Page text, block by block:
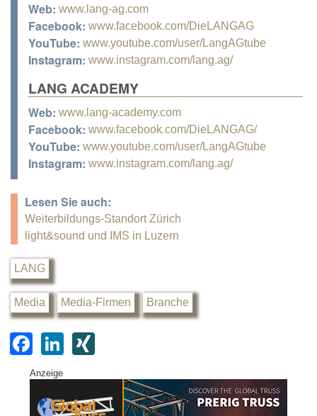
Web: www.lang-ag.com
Facebook: www.facebook.com/DieLANGAG
YouTube: www.youtube.com/user/LangAGtube
Instagram: www.instagram.com/lang.ag/
LANG ACADEMY
Web: www.lang-academy.com
Facebook: www.facebook.com/DieLANGAG/
YouTube: www.youtube.com/user/LangAGtube
Instagram: www.instagram.com/lang.ag/
Lesen Sie auch:
Weiterbildungs-Standort Zürich
light&sound und IMS in Luzern
LANG
Media Media-Firmen Branche
F
a
c
e
Li
k
e
G
Anzeige